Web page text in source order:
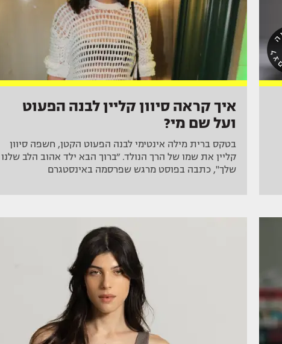
איך קראה סיוון קליין לבנה הפעוט
ועל שם מי?
בטקס ברית מילה אינטימי לבנה הפעוט הקטן, חשפה סיוון
קליין את שמו של הרך הנולד. ״ברוך הבא ילד אהוב הלב שלנו
שלך", כתבה בפוסט מרגש שפרסמה באינסטגרם